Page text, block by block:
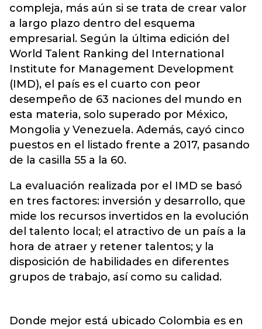
compleja, más aún si se trata de crear valor
a largo plazo dentro del esquema
empresarial. Según la última edición del
World Talent Ranking del International
Institute for Management Development
(IMD), el país es el cuarto con peor
desempeño de 63 naciones del mundo en
esta materia, solo superado por México,
Mongolia y Venezuela. Además, cayó cinco
puestos en el listado frente a 2017, pasando
de la casilla 55 a la 60.
La evaluación realizada por el IMD se basó
en tres factores: inversión y desarrollo, que
mide los recursos invertidos en la evolución
del talento local; el atractivo de un país a la
hora de atraer y retener talentos; y la
disposición de habilidades en diferentes
grupos de trabajo, así como su calidad.
Donde mejor está ubicado Colombia es en